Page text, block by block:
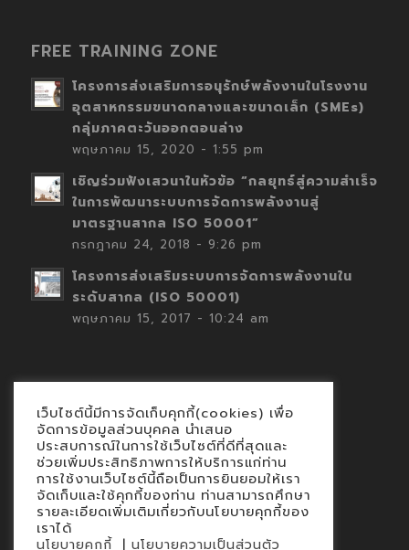
FREE TRAINING ZONE
โครงการส่งเสริมการอนุรักษ์พลังงานในโรงงาน
อุตสาหกรรมขนาดกลางและขนาดเล็ก (SMEs)
กลุ่มภาคตะวันออกตอนล่าง
พฤษภาคม 15, 2020 - 1:55 pm
เชิญร่วมฟังเสวนาในหัวข้อ “กลยุทธ์สู่ความสำเร็จ
ในการพัฒนาระบบการจัดการพลังงานสู่
มาตรฐานสากล ISO 50001”
กรกฎาคม 24, 2018 - 9:26 pm
โครงการส่งเสริมระบบการจัดการพลังงานใน
ระดับสากล (ISO 50001)
พฤษภาคม 15, 2017 - 10:24 am
Contact
นโยบายคุกกี้
นโยบายข้อมูลส่วนบุคคล
เว็บไซต์นี้มีการจัดเก็บคุกกี้(cookies) เพื่อ
จัดการข้อมูลส่วนบุคคล นำเสนอ
ประสบการณ์ในการใช้เว็บไซต์ที่ดีที่สุดและ
ช่วยเพิ่มประสิทธิภาพการให้บริการแก่ท่าน
การใช้งานเว็บไซต์นี้ถือเป็นการยินยอมให้เรา
จัดเก็บและใช้คุกกี้ของท่าน ท่านสามารถศึกษา
รายละเอียดเพิ่มเติมเกี่ยวกับนโยบายคุกกี้ของ
เราได้
นโยบายคุกกี้ | นโยบายความเป็นส่วนตัว